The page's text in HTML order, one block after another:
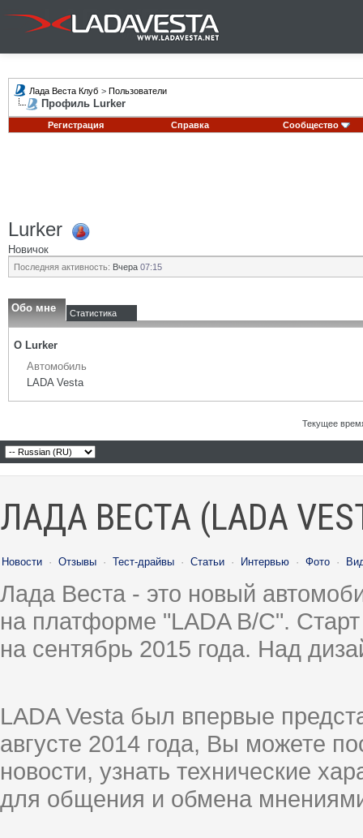
Лада Веста Клуб > Пользователи
Профиль Lurker
Регистрация Справка Сообщество
Lurker
Новичок
Последняя активность: Вчера 07:15
Обо мне Статистика
О Lurker
Автомобиль
LADA Vesta
Текущее
ЛАДА ВЕСТА (LADA
Новости · Отзывы · Тест-драйвы · Статьи · Интервью · Фото ·
Лада Веста - это новый
на платформе "LADA B/C".
на сентябрь 2015 года. Над
LADA Vesta был впервые
августе 2014 года, Вы можете
новости, узнать технические
для общения и обмена